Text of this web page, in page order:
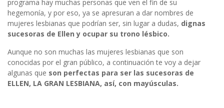
programa hay muchas personas que ven el fin de su
hegemonía, y por eso, ya se apresuran a dar nombres de
mujeres lesbianas que podrían ser, sin lugar a dudas, dignas
sucesoras de Ellen y ocupar su trono lésbico.
Aunque no son muchas las mujeres lesbianas que son
conocidas por el gran público, a continuación te voy a dejar
algunas que son perfectas para ser las sucesoras de
ELLEN, LA GRAN LESBIANA, así, con mayúsculas.